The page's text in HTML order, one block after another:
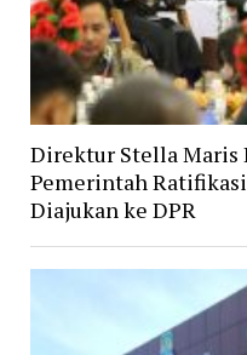
Direktur Stella Maris
Pemerintah Ratifikasi
Diajukan ke DPR